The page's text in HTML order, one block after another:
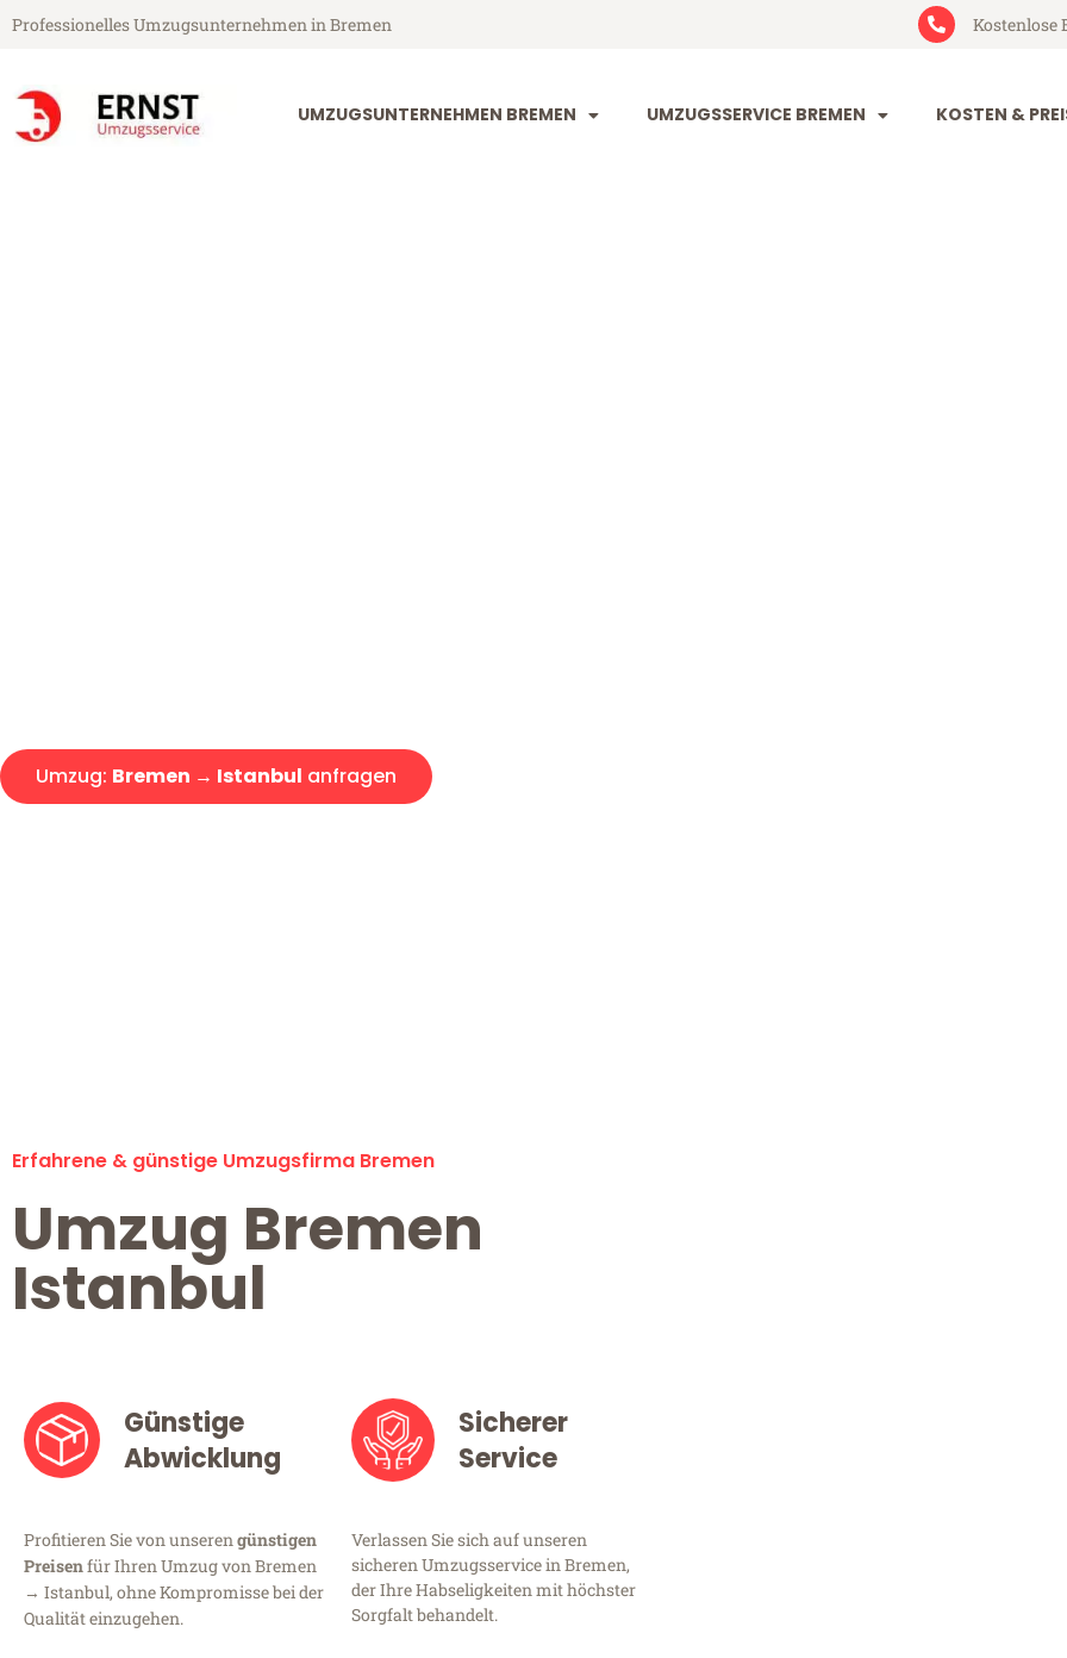
Professionelles Umzugsunternehmen in Bremen Kostenlose
UMZUGSUNTERNEHMEN BREMEN UMZUGSSERVICE BREMEN KOSTEN &
Umzug: Bremen → Istanbul anfragen
Erfahrene & günstige Umzugsfirma Bremen
Umzug Bremen
Istanbul
Günstige
Abwicklung
Profitieren Sie von unserengünstigen
Preisenfür Ihren Umzug von Bremen
→ Istanbul, ohne Kompromisse bei der
Qualität einzugehen.
Sicherer
Service
Verlassen Sie sich auf unseren
sicheren Umzugsservice in Bremen,
der Ihre Habseligkeiten mit höchster
Sorgfalt behandelt.